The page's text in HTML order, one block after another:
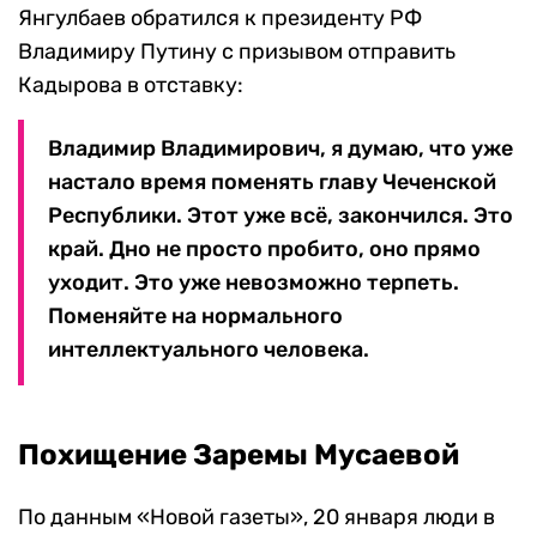
Янгулбаев обратился к президенту РФ
Владимиру Путину с призывом отправить
Кадырова в отставку:
Владимир Владимирович, я думаю, что уже
настало время поменять главу Чеченской
Республики. Этот уже всё, закончился. Это
край. Дно не просто пробито, оно прямо
уходит. Это уже невозможно терпеть.
Поменяйте на нормального
интеллектуального человека.
Похищение Заремы Мусаевой
По данным «Новой газеты», 20 января люди в